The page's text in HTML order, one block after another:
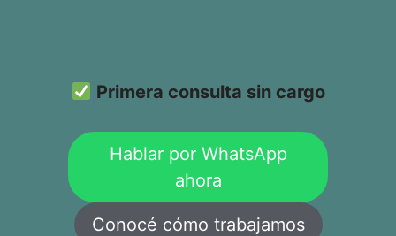
Primera consulta sin cargo
Hablar por WhatsApp
ahora
Conocé cómo trabajamos